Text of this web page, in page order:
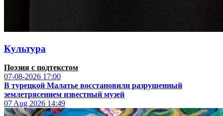
Культура
Поэзия с подтекстом
07-08-2026 17:00
В турецкой Малатье восстановили разрушенный
землетрясением известный музей
07 Aug 2026 14:49